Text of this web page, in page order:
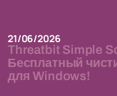
Threatbit Simple
Бесплатный
для Windows!
21/06/2026